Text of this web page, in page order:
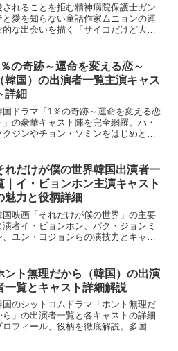
されることを拒む精神病院保護士ガン
と愛を知らない童話作家ムニョンの運
的な出会いを描く「サイコだけど大丈
ソ・イェジの隠れたエピソードも紹介
ますが、果たして全キャストの演技の
密とは？
の奇跡～運命を変える恋～
（韓国）の出演者一覧主演キャス
詳細
国ドラマ「1％の奇跡～運命を変える恋
」の豪華キャスト陣を完全網羅。ハ・
クジンやチョン・ソミンをはじめとす
たが気になるあのキャストの魅力を再
見できるのではないでしょうか？
れだけが僕の世界韓国出演者一
｜イ・ビョンホン主演キャスト
魅力と役柄詳細
国映画「それだけが僕の世界」の主要
演者イ・ビョンホン、パク・ジョンミ
、ユン・ヨジョンらの演技力とキャラ
品の魅力はキャストにあるのでしょう
？
ント無理だから（韓国）の出演
一覧とキャスト詳細解説
国のシットコムドラマ「ホント無理だ
ら」の出演者一覧と各キャストの詳細
ロフィール、役柄を徹底解説。多国籍